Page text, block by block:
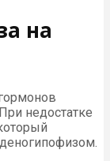
на
недостатке